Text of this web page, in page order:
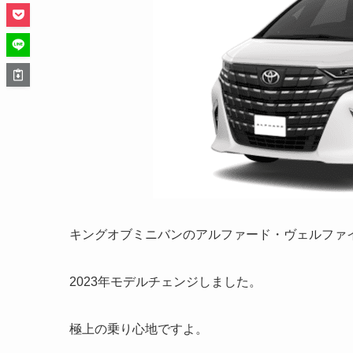
キングオブミニバンのアルファード・ヴェルファ
2023年モデルチェンジしました。
極上の乗り心地ですよ。